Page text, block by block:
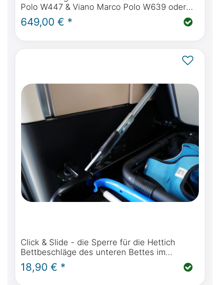
Polo W447 & Viano Marco Polo W639 oder
Mercedes-Benz Marco Polo Horizon &
Activity
649,00 € *
Click & Slide - die Sperre für die Hettich
Bettbeschläge des unteren Bettes im
Mercedes-Benz Marco Polo W447 und Viano
Marco Polo W639
18,90 € *